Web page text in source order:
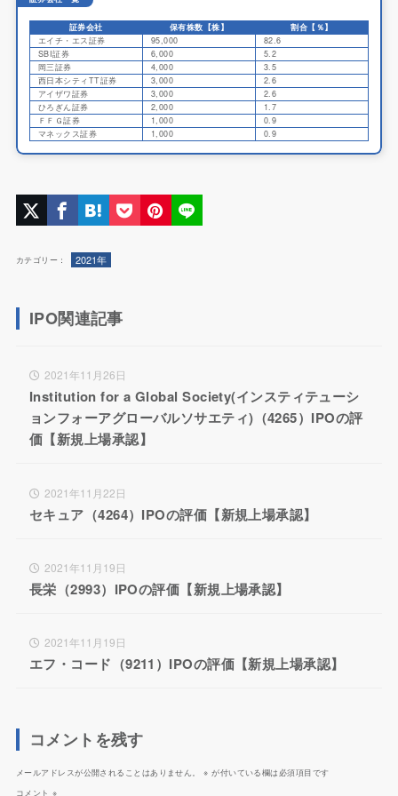
証券会社 保有株数【株】
割合【％】
エイチ・エス証券
95,000
82.6
SBI証券
6,000
5.2
岡三証券
4,000
3.5
西日本シティTT証券
3,000
2.6
アイザワ証券
3,000
2.6
ひろぎん証券
2,000
1.7
ＦＦＧ証券
1,000
0.9
マネックス証券
1,000 0.9
カテゴリー： 2021年
IPO関連記事
2021年11月26日
Institution for a Global Society(インスティテューシ
ョンフォーアグローバルソサエティ)（4265）IPOの評
価【新規上場承認】
2021年11月22日
セキュア（4264）IPOの評価【新規上場承認】
2021年11月19日
長栄（2993）IPOの評価【新規上場承認】
2021年11月19日
エフ・コード（9211）IPOの評価【新規上場承認】
コメントを残す
メールアドレスが公開されることはありません。 ※ が付いている欄は必須項目です
コメント※